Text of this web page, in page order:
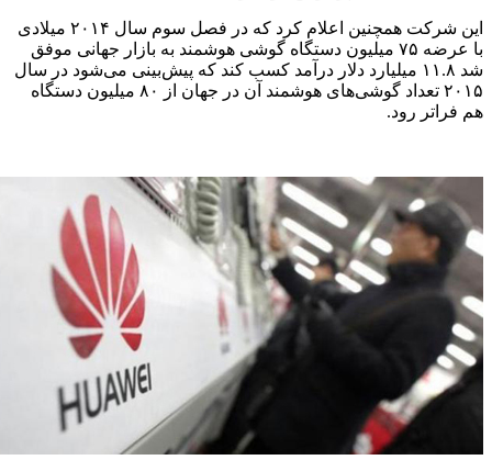
این شرکت همچنین اعلام کرد که در فصل سوم سال ۲۰۱۴ میلادی
با عرضه ۷۵ میلیون دستگاه گوشی هوشمند به بازار جهانی موفق
شد ۱۱.۸ میلیارد دلار درآمد کسب کند که پیش‌بینی می‌شود در سال
۲۰۱۵ تعداد گوشی‌های هوشمند آن در جهان از ۸۰ میلیون دستگاه
هم فراتر رود.